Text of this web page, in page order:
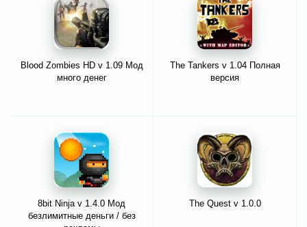
Blood Zombies HD v 1.09 Мод
много денег
The Tankers v 1.04 Полная
версия
8bit Ninja v 1.4.0 Мод
безлимитные деньги / без
The Quest v 1.0.0